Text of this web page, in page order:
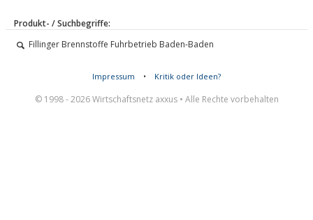
Produkt- / Suchbegriffe:
Fillinger Brennstoffe Fuhrbetrieb Baden-Baden
Impressum • Kritik oder Ideen?
© 1998 - 2026 Wirtschaftsnetz axxus • Alle Rechte vorbehalten